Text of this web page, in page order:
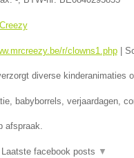
r/clowns1.php|
diverse kinderanimaties
babyborrels, verjaardagen,
afspraak.
Laatste facebook posts ▼